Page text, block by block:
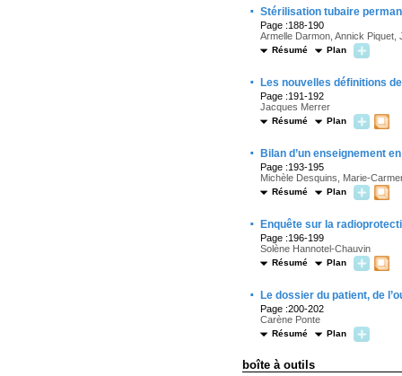
· Stérilisation tubaire
Page :188-190
Armelle Darmon, Annick Piquet,
Résumé Plan
· Les nouvelles définitions
Page :191-192
Jacques Merrer
Résumé Plan
· Bilan d’un enseignement
Page :193-195
Michèle Desquins, Marie-
Résumé Plan
· Enquête sur la
Page :196-199
Solène Hannotel-Chauvin
Résumé Plan
· Le dossier du patient, de
Page :200-202
Carène Ponte
Résumé Plan
boîte à outils